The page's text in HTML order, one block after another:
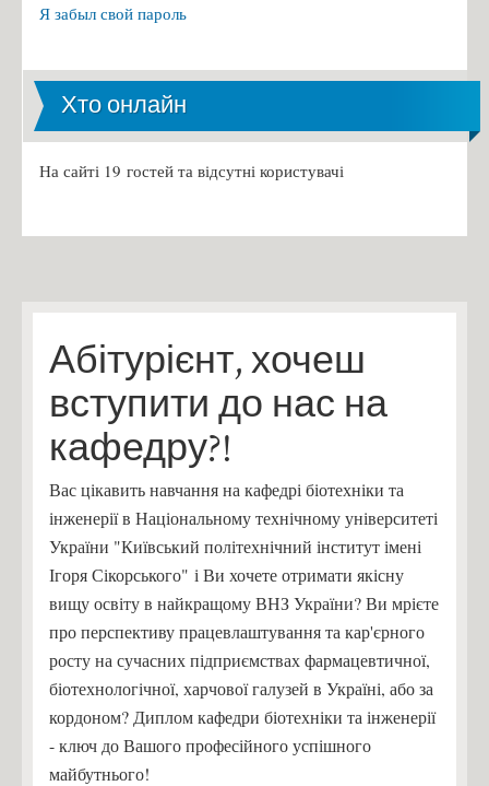
Я забыл свой пароль
Хто онлайн
На сайті 19 гостей та відсутні користувачі
Абітурієнт, хочеш
вступити до нас на
кафедру?!
Вас цікавить навчання на кафедрі біотехніки та
інженерії в Національному технічному університеті
України "Київський політехнічний інститут імені
Ігоря Сікорського" і Ви хочете отримати якісну
вищу освіту в найкращому ВНЗ України? Ви мрієте
про перспективу працевлаштування та кар'єрного
росту на сучасних підприємствах фармацевтичної,
біотехнологічної, харчової галузей в Україні, або за
кордоном? Диплом кафедри біотехніки та інженерії
- ключ до Вашого професійного успішного
майбутнього!